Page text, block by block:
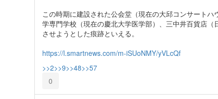
この時期に建設された公会堂（現在の大邱コンサート
学専門学校（現在の慶北大学医学部）、三中井百貨店
させようとした痕跡といえる。
https://l.smartnews.com/m-iSUoNMY/yVLcQf
>>2>>9>>48>>57
0